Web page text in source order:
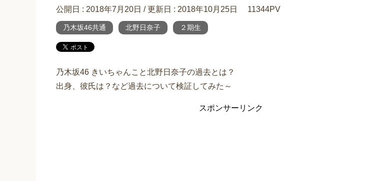
公開日 : 2018年7月20日 / 更新日 : 2018年10月25日 11344PV
乃木坂46共通 北野日奈子 ２期生
乃木坂46 きいちゃんこと北野日奈子の過去とは？
出身、彼氏は？など過去について検証してみた～
スポンサーリンク